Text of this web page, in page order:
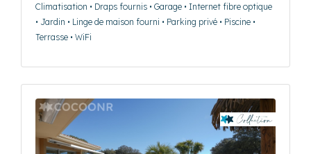
Climatisation • Draps fournis • Garage • Internet fibre optique
• Jardin • Linge de maison fourni • Parking privé • Piscine •
Terrasse • WiFi